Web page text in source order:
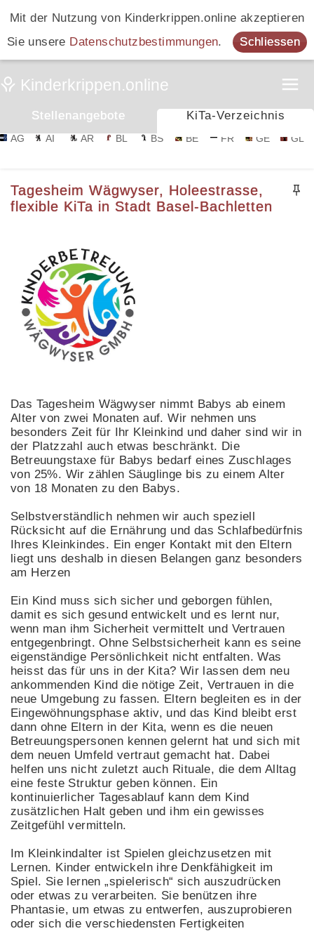
Mit der Nutzung von Kinderkrippen.online akzeptieren
Sie unsere Datenschutzbestimmungen. Schliessen
Stellenangebote KiTa-Verzeichnis
AG AI AR BL BS BE FR GE GL
Tagesheim Wägwyser, Holeestrasse,
flexible KiTa in Stadt Basel-Bachletten
Das Tagesheim Wägwyser nimmt Babys ab einem
Alter von zwei Monaten auf. Wir nehmen uns
besonders Zeit für Ihr Kleinkind und daher sind wir in
der Platzzahl auch etwas beschränkt. Die
Betreuungstaxe für Babys bedarf eines Zuschlages
von 25%. Wir zählen Säuglinge bis zu einem Alter
von 18 Monaten zu den Babys.
Selbstverständlich nehmen wir auch speziell
Rücksicht auf die Ernährung und das Schlafbedürfnis
Ihres Kleinkindes. Ein enger Kontakt mit den Eltern
liegt uns deshalb in diesen Belangen ganz besonders
am Herzen
Ein Kind muss sich sicher und geborgen fühlen,
damit es sich gesund entwickelt und es lernt nur,
wenn man ihm Sicherheit vermittelt und Vertrauen
entgegenbringt. Ohne Selbstsicherheit kann es seine
eigenständige Persönlichkeit nicht entfalten. Was
heisst das für uns in der Kita? Wir lassen dem neu
ankommenden Kind die nötige Zeit, Vertrauen in die
neue Umgebung zu fassen. Eltern begleiten es in der
Eingewöhnungsphase aktiv, und das Kind bleibt erst
dann ohne Eltern in der Kita, wenn es die neuen
Betreuungspersonen kennen gelernt hat und sich mit
dem neuen Umfeld vertraut gemacht hat. Dabei
helfen uns nicht zuletzt auch Rituale, die dem Alltag
eine feste Struktur geben können. Ein
kontinuierlicher Tagesablauf kann dem Kind
zusätzlichen Halt geben und ihm ein gewisses
Zeitgefühl vermitteln.
Im Kleinkindalter ist Spielen gleichzusetzen mit
Lernen. Kinder entwickeln ihre Denkfähigkeit im
Spiel. Sie lernen „spielerisch“ sich auszudrücken
oder etwas zu verarbeiten. Sie benützen ihre
Phantasie, um etwas zu entwerfen, auszuprobieren
oder sich die verschiedensten Fertigkeiten